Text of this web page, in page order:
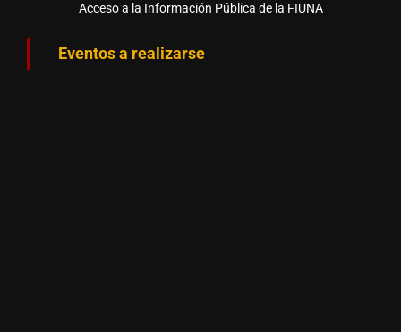
Acceso a la Información Pública de la FIUNA
Eventos a realizarse